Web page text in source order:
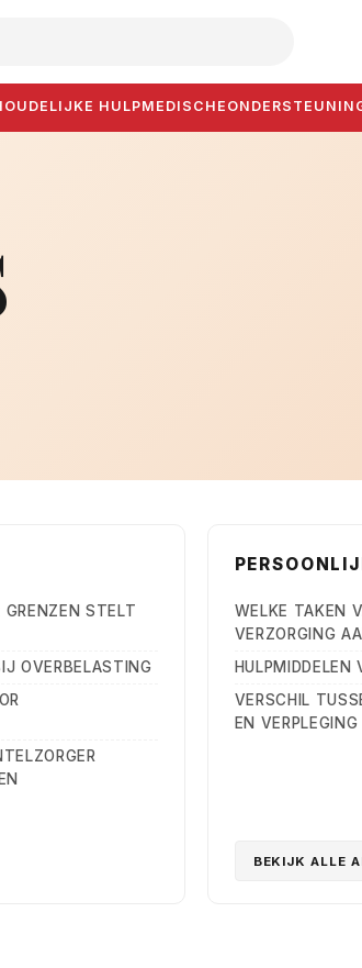
HULPMEDISCHE
GRENZEN STELT
OVERBELASTING
WELKE TAKEN
VERZORGING
HULPMIDDELEN
VERSCHIL
EN
BEKIJK ALLE